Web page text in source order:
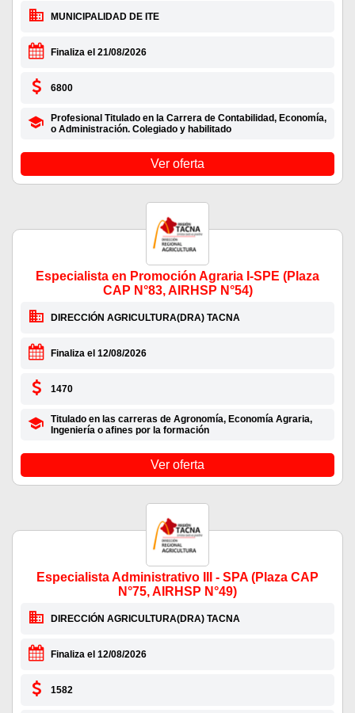
MUNICIPALIDAD DE ITE
Finaliza el 21/08/2026
6800
Profesional Titulado en la Carrera de Contabilidad, Economía,
o Administración. Colegiado y habilitado
Ver oferta
Especialista en Promoción Agraria I-SPE (Plaza
CAP N°83, AIRHSP N°54)
DIRECCIÓN AGRICULTURA(DRA) TACNA
Finaliza el 12/08/2026
1470
Titulado en las carreras de Agronomía, Economía Agraria,
Ingeniería o afines por la formación
Ver oferta
Especialista Administrativo III - SPA (Plaza CAP
N°75, AIRHSP N°49)
DIRECCIÓN AGRICULTURA(DRA) TACNA
Finaliza el 12/08/2026
1582